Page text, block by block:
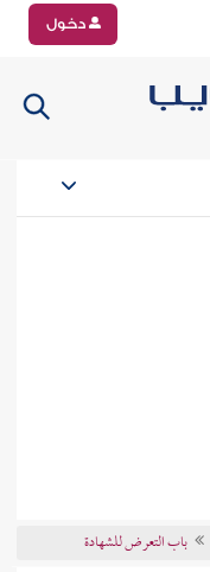
دخول
باب التعرض للشهادة